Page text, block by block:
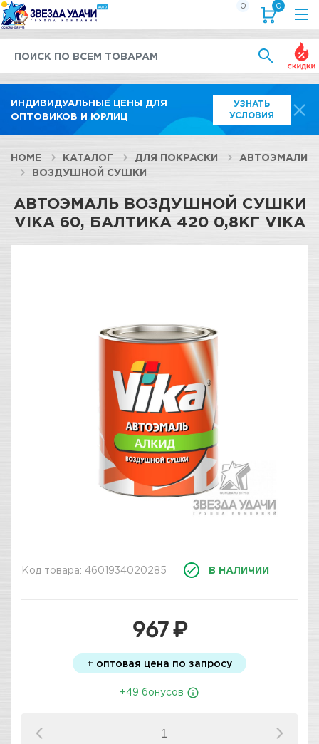
ИНДИВИДУАЛЬНЫЕ ЦЕНЫ ДЛЯ
ОПТОВИКОВ И ЮРЛИЦ
УЗНАТЬ
УСЛОВИЯ
0 0
HOME КАТАЛОГ ДЛЯ ПОКРАСКИ
АВТОЭМАЛИ
ВОЗДУШНОЙ СУШКИ
АВТОЭМАЛЬ ВОЗДУШНОЙ СУШКИ
VIKA 60, БАЛТИКА 420 0,8КГ VIKA
Код товара: 4601934020285 В НАЛИЧИИ
967 ₽
+ оптовая цена по запросу
+49 бонусов